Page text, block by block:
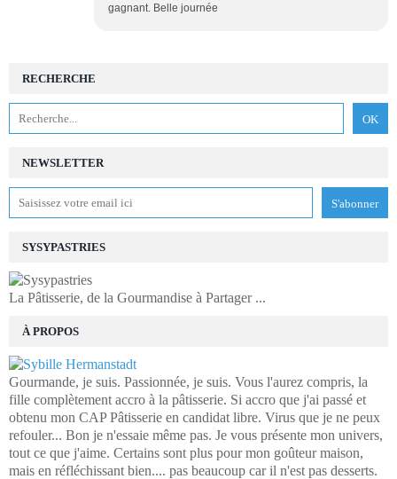
gagnant. Belle journée
NEWSLETTER
RECHERCHE
SYSYPASTRIES
La Pâtisserie, de la Gourmandise à Partager ...
À PROPOS
Gourmande, je suis. Passionnée, je suis. Vous l'aurez compris, la
fille complètement accro à la pâtisserie. Si accro que j'ai passé et
obtenu mon CAP Pâtisserie en candidat libre. Virus que je ne peux
refouler... Bon je n'essaie même pas. Je vous présente mon univers,
tout ce que j'aime. Certains sont plus pour mon goûteur maison,
mais en réfléchissant bien.... pas beaucoup car il n'est pas desserts.